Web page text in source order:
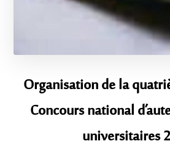
Organisation de la
Concours national